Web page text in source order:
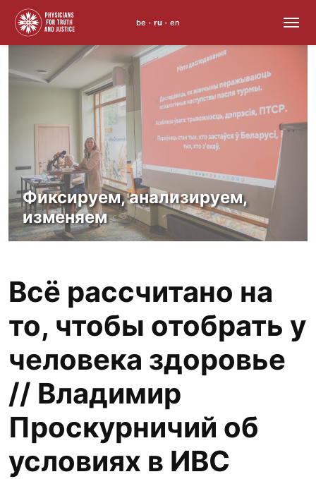
to
content
be • ru • en
Фиксируем, анализируем,
изменяем
Всё рассчитано на
то, чтобы отобрать у
человека здоровье
// Владимир
Проскурничий об
условиях в ИВС